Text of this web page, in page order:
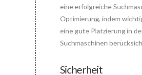
eine erfolgreiche
Optimierung, indem
eine gute Platzierung in
Suchmaschinen
Sicherheit